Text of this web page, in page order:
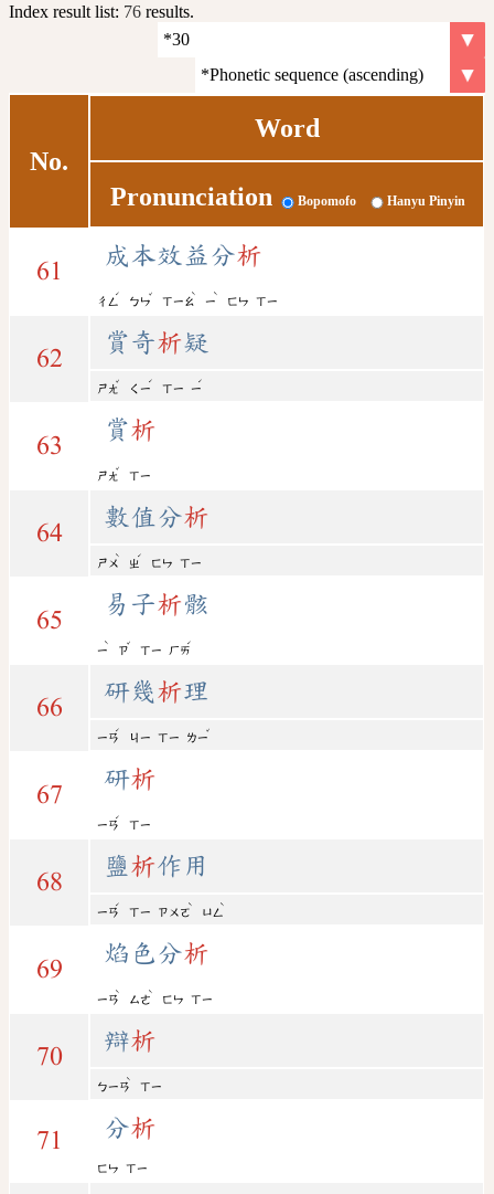
Index result list: 76 results.
No.
Word
Pronunciation Bopomofo Hanyu Pinyin
61
成本效益分析
ㄔㄥ
ˊ
ㄅㄣ
ˇ
ㄒㄧㄠ
ˋ
ㄧ
ˋ
ㄈㄣ ㄒㄧ
62
賞奇析疑
ㄕㄤ
ˇ
ㄑㄧ
ˊ
ㄒㄧ ㄧ
ˊ
63
賞析
ㄕㄤ
ˇ
ㄒㄧ
64
數值分析
ㄕㄨ
ˋ
ㄓ
ˊ
ㄈㄣ ㄒㄧ
65
易子析骸
ㄧ
ˋ
ㄗ
ˇ
ㄒㄧ ㄏㄞ
ˊ
66
研幾析理
ㄧㄢ
ˊ
ㄐㄧ ㄒㄧ ㄌㄧ
ˇ
67
研析
ㄧㄢ
ˊ
ㄒㄧ
68
鹽 析作用
ㄧㄢ
ˊ
ㄒㄧ ㄗㄨㄛ
ˋ
ㄩㄥ
ˋ
69
焰色分析
ㄧㄢ
ˋ
ㄙㄜ
ˋ
ㄈㄣ ㄒㄧ
70
辯析
ㄅㄧㄢ
ˋ
ㄒㄧ
71 分析
ㄈㄣ ㄒㄧ